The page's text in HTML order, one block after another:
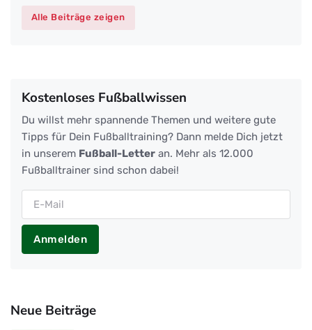
Alle Beiträge zeigen
Kostenloses Fußballwissen
Du willst mehr spannende Themen und weitere gute
Tipps für Dein Fußballtraining? Dann melde Dich jetzt
in unserem Fußball-Letter an. Mehr als 12.000
Fußballtrainer sind schon dabei!
Anmelden
Neue Beiträge